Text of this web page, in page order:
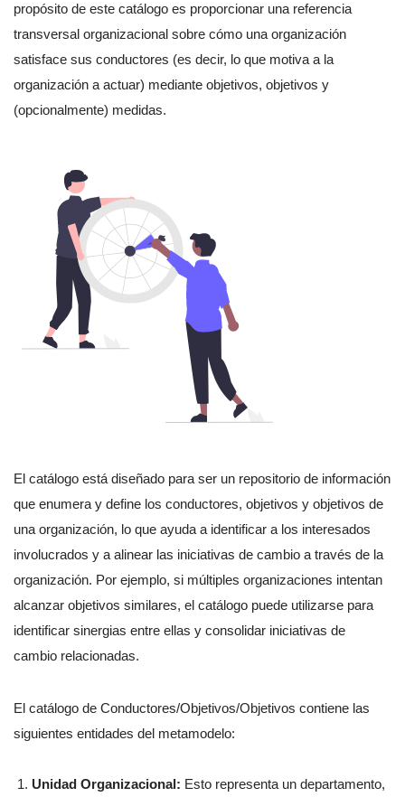
propósito de este catálogo es proporcionar una referencia
transversal organizacional sobre cómo una organización
satisface sus conductores (es decir, lo que motiva a la
organización a actuar) mediante objetivos, objetivos y
(opcionalmente) medidas.
El catálogo está diseñado para ser un repositorio de información
que enumera y define los conductores, objetivos y objetivos de
una organización, lo que ayuda a identificar a los interesados
involucrados y a alinear las iniciativas de cambio a través de la
organización. Por ejemplo, si múltiples organizaciones intentan
alcanzar objetivos similares, el catálogo puede utilizarse para
identificar sinergias entre ellas y consolidar iniciativas de
cambio relacionadas.
El catálogo de Conductores/Objetivos/Objetivos contiene las
siguientes entidades del metamodelo:
Unidad Organizacional: Esto representa un departamento,